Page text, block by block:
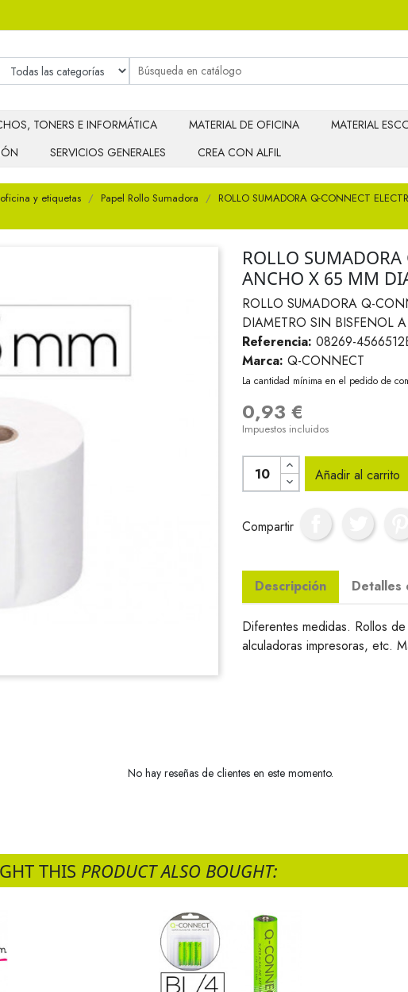
TONERS E INFORMÁTICA MATERIAL DE OFICINA
MATERIAL
SERVICIOS GENERALES CREA CON ALFIL
y etiquetas Papel Rollo Sumadora
ROLLO SUMADORA Q-CONNECT
ROLLO
ANCHO X 65 MM
ROLLO SUMADORA Q-
DIAMETRO SIN BISFENOL A
Referencia: 08269-
Marca: Q-CONNECT
La cantidad mínima en el pedido de
0,93 €
Impuestos incluidos
Añadir al carrito
Compartir
Descripción Detalles
Diferentes medidas. Rollos
alculadoras impresoras, etc.
No hay reseñas de clientes en este momento.
THIS PRODUCT ALSO BOUGHT: